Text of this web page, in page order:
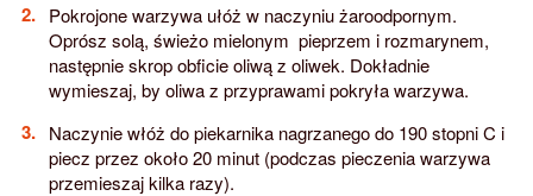
Pokrojone warzywa ułóż w naczyniu żaroodpornym.
Oprósz solą, świeżo mielonym pieprzem i rozmarynem,
następnie skrop obficie oliwą z oliwek. Dokładnie
wymieszaj, by oliwa z przyprawami pokryła warzywa.
Naczynie włóż do piekarnika nagrzanego do 190 stopni C i
piecz przez około 20 minut (podczas pieczenia warzywa
przemieszaj kilka razy).